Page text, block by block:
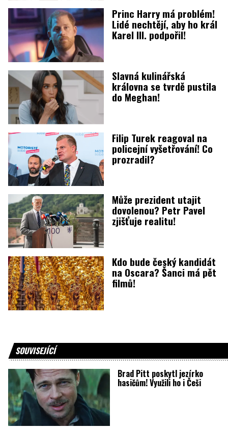
Princ Harry má problém!
Lidé nechtějí, aby ho král
Karel III. podpořil!
Slavná kulinářská
královna se tvrdě pustila
do Meghan!
Filip Turek reagoval na
policejní vyšetřování! Co
prozradil?
Může prezident utajit
dovolenou? Petr Pavel
zjišťuje realitu!
Kdo bude český kandidát
na Oscara? Šanci má pět
filmů!
SOUVISEJÍCÍ
Brad Pitt poskytl jezírko
hasičům! Využili ho i Češi